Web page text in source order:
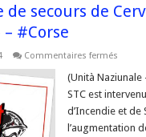
de secours de
#Corse
Commentaires ferméssur
de
de
le
statut
(Unità Naziunale
STC est
d’Incendie et
l’augmentation